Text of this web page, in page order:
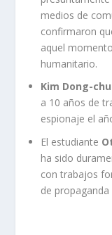
medios de
confirmaron
aquel
humanitario.
Kim Dong-
a 10 años de
espionaje el
El estudiante
ha sido
con trabajos
de